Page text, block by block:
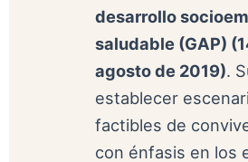
desarrollo
saludable (GAP)
agosto de 2019).
establecer
factibles de
con énfasis en los